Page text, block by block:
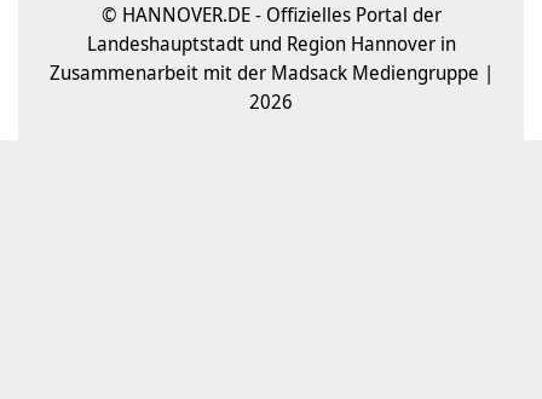
© HANNOVER.DE - Offizielles Portal der
Landeshauptstadt und Region Hannover in
Zusammenarbeit mit der Madsack Mediengruppe |
2026